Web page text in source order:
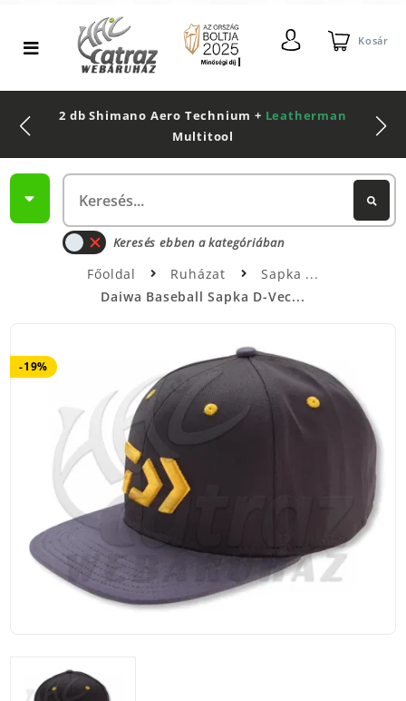
Kosár
2 db Shimano Aero Technium + Leatherman
Multitool
Keresés ebben a kategóriában
Főoldal Ruházat
Sapka
Daiwa Baseball Sapka D-Vec...
-19%